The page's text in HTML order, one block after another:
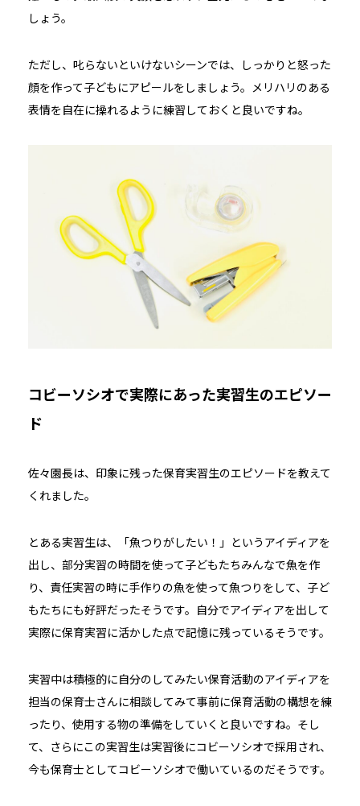
しょう。
ただし、叱らないといけないシーンでは、しっかりと怒った
顔を作って子どもにアピールをしましょう。メリハリのある
表情を自在に操れるように練習しておくと良いですね。
コビーソシオで実際にあった実習生のエピソー
ド
佐々園長は、印象に残った保育実習生のエピソードを教えて
くれました。
とある実習生は、「魚つりがしたい！」というアイディアを
出し、部分実習の時間を使って子どもたちみんなで魚を作
り、責任実習の時に手作りの魚を使って魚つりをして、子ど
もたちにも好評だったそうです。自分でアイディアを出して
実際に保育実習に活かした点で記憶に残っているそうです。
実習中は積極的に自分のしてみたい保育活動のアイディアを
担当の保育士さんに相談してみて事前に保育活動の構想を練
ったり、使用する物の準備をしていくと良いですね。そし
て、さらにこの実習生は実習後にコビーソシオで採用され、
今も保育士としてコビーソシオで働いているのだそうです。